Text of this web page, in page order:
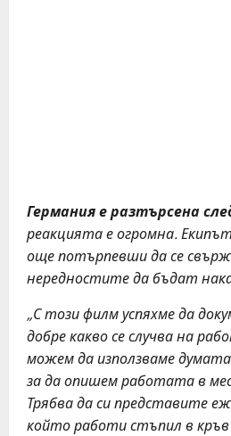
Германия е разтърсена
реакцията е огромна.
още потърпевши да се
нередностите да бъдат
„С този филм успяхме да
добре какво се случва на
можем да използваме
за да опишем работата в
Трябва да си представите
който работи стъпил в кръв